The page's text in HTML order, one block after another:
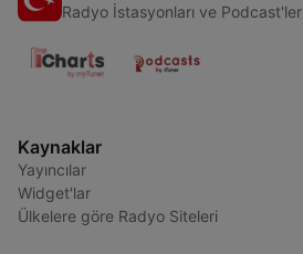
Radyo İstasyonları ve Podcast'ler
Kaynaklar
Yayıncılar
Widget'lar
Ülkelere göre Radyo Siteleri